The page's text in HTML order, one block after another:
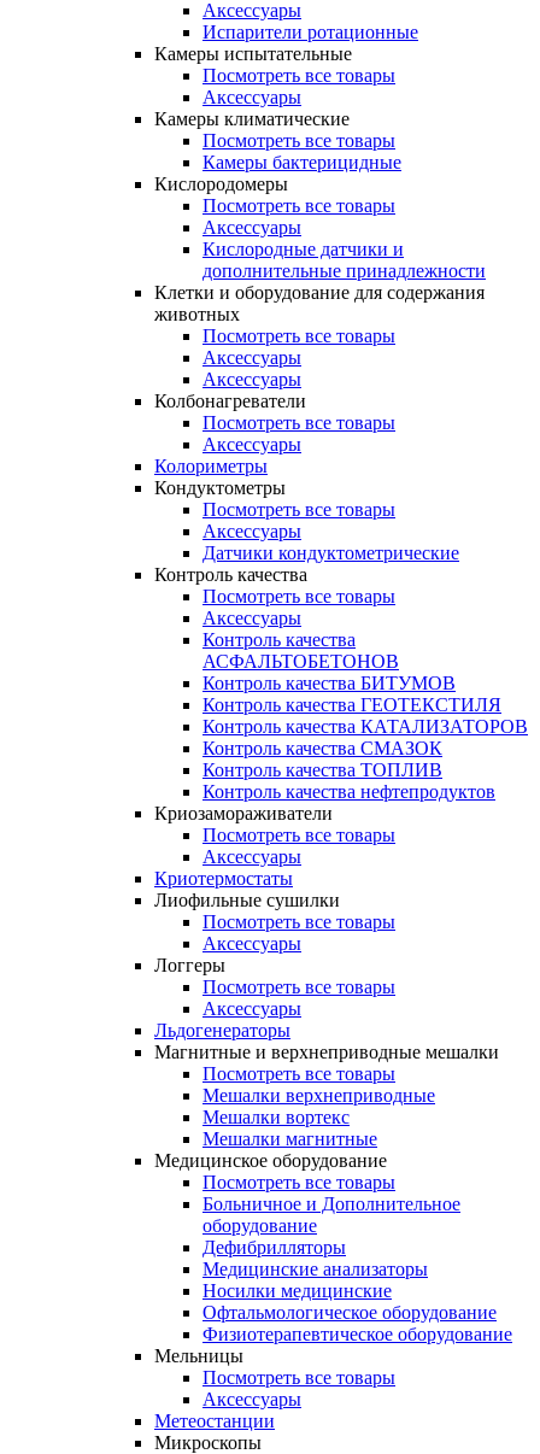
Аксессуары
Испарители ротационные
Камеры испытательные
Посмотреть все товары
Аксессуары
Камеры климатические
Посмотреть все товары
Камеры бактерицидные
Кислородомеры
Посмотреть все товары
Аксессуары
Кислородные датчики и
дополнительные принадлежности
Клетки и оборудование для содержания
животных
Посмотреть все товары
Аксессуары
Аксессуары
Колбонагреватели
Посмотреть все товары
Аксессуары
Колориметры
Кондуктометры
Посмотреть все товары
Аксессуары
Датчики кондуктометрические
Контроль качества
Посмотреть все товары
Аксессуары
Контроль качества
АСФАЛЬТОБЕТОНОВ
Контроль качества БИТУМОВ
Контроль качества ГЕОТЕКСТИЛЯ
Контроль качества КАТАЛИЗАТОРОВ
Контроль качества СМАЗОК
Контроль качества ТОПЛИВ
Контроль качества нефтепродуктов
Криозамораживатели
Посмотреть все товары
Аксессуары
Криотермостаты
Лиофильные сушилки
Посмотреть все товары
Аксессуары
Логгеры
Посмотреть все товары
Аксессуары
Льдогенераторы
Магнитные и верхнеприводные мешалки
Посмотреть все товары
Мешалки верхнеприводные
Мешалки вортекс
Мешалки магнитные
Медицинское оборудование
Посмотреть все товары
Больничное и Дополнительное
оборудование
Дефибрилляторы
Медицинские анализаторы
Носилки медицинские
Офтальмологическое оборудование
Физиотерапевтическое оборудование
Мельницы
Посмотреть все товары
Аксессуары
Метеостанции
Микроскопы